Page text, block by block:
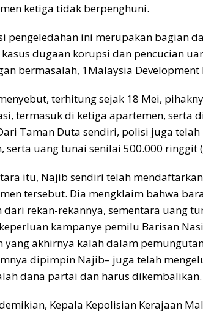
ketiga tidak berpenghuni.
pengeledahan ini merupakan bagian
dugaan korupsi dan pencucian
bermasalah, 1Malaysia Development
terhitung sejak 18 Mei,
termasuk di ketiga apartemen, serta
Taman Duta sendiri, polisi juga
serta uang tunai senilai 500.000 ringgit
itu, Najib sendiri telah
tersebut. Dia mengklaim bahwa
dari rekan-rekannya, sementara uang
kampanye pemilu Barisan
yang akhirnya kalah dalam
dipimpin Najib– juga telah
dana partai dan harus dikembalikan.
Kepala Kepolisian Kerajaan